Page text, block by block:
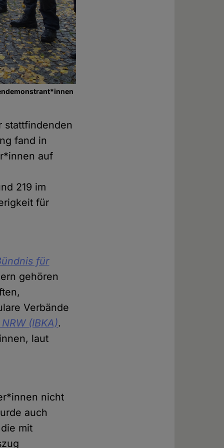
stattfindenden
fand in
auf
219 im
für
für
gehören
Verbände
(IBKA).
laut
nicht
auch
mit